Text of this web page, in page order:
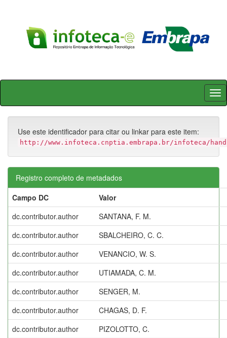
Skip
Use este identificador para citar ou linkar para este item:
http://www.infoteca.cnptia.embrapa.br/infoteca/
Registro completo de metadados
Campo DC
Valor
dc.contributor.author
SANTANA, F. M.
dc.contributor.author
SBALCHEIRO, C. C.
dc.contributor.author
VENANCIO, W. S.
dc.contributor.author
UTIAMADA, C. M.
dc.contributor.author
SENGER, M.
dc.contributor.author
CHAGAS, D. F.
dc.contributor.author
PIZOLOTTO, C.